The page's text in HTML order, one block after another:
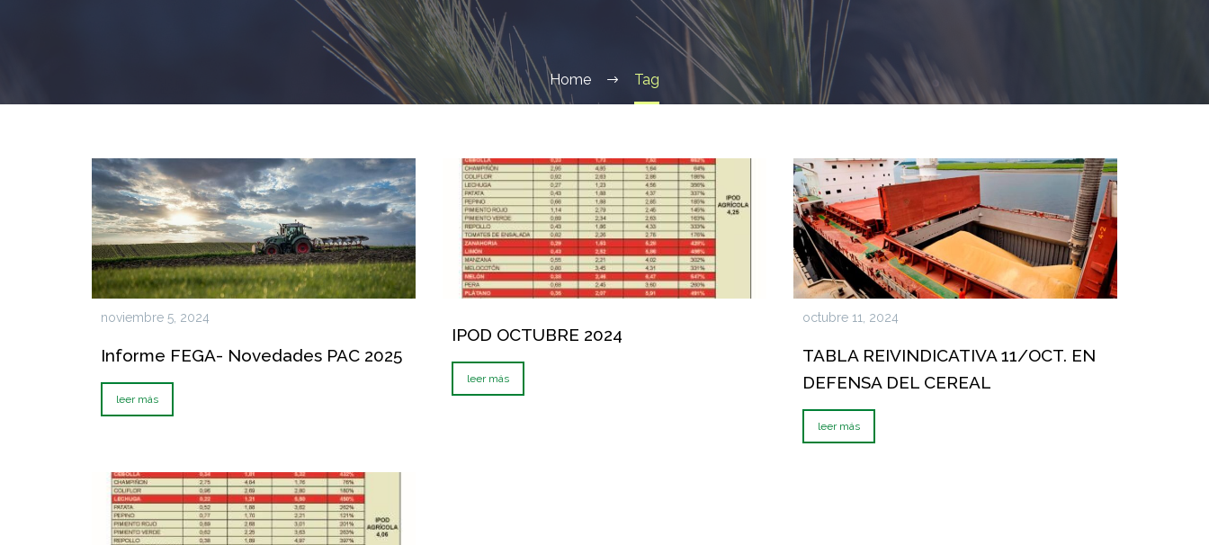
Home Tag
noviembre 5, 2024
Informe FEGA- Novedades PAC 2025
leer más
IPOD OCTUBRE 2024
leer más
octubre 11, 2024
TABLA REIVINDICATIVA 11/OCT. EN
DEFENSA DEL CEREAL
leer más